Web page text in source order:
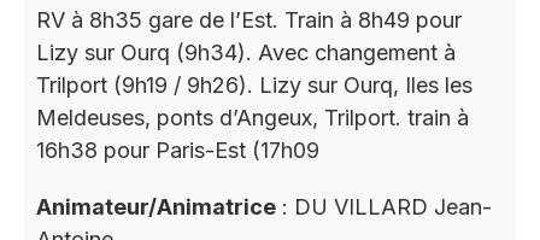
RV à 8h35 gare de l’Est. Train à 8h49 pour
Lizy sur Ourq (9h34). Avec changement à
Trilport (9h19 / 9h26). Lizy sur Ourq, Iles les
Meldeuses, ponts d’Angeux, Trilport. train à
16h38 pour Paris-Est (17h09
Animateur/Animatrice : DU VILLARD Jean-